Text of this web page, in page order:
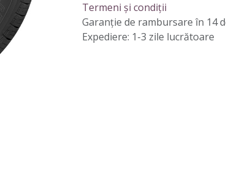
Termeni și condiții
Garanție de rambursare în 14
Expediere: 1-3 zile lucrătoare